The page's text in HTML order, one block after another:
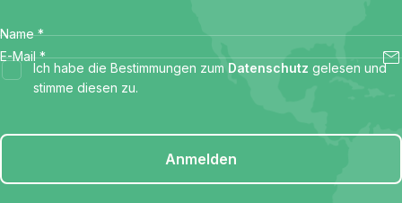
Name *
E-Mail *
Ich habe die Bestimmungen zum Datenschutz gelesen und
stimme diesen zu.
Anmelden